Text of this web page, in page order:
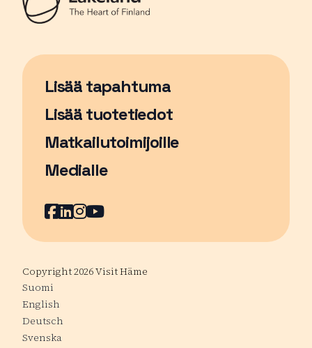
Lisää tapahtuma
Sivu avautuu uudessa ikkunassa
Lisää tuotetiedot
Matkailutoimijoille
Medialle
Facebook
Sivu avautuu uudessa ikkunassa
LinkedIn
Sivu avautuu uudessa ikkunassa
Instagram
Sivu avautuu uudessa
YouTube
Sivu avautuu uudessa
Copyright 2026 Visit Häme
Suomi
English
Deutsch
Svenska